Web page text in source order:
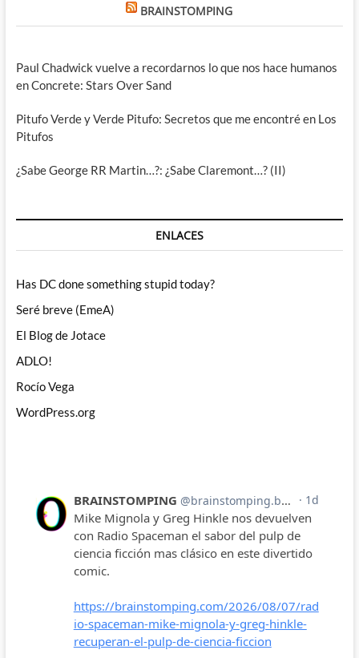
BRAINSTOMPING
Paul Chadwick vuelve a recordarnos lo que nos hace humanos
en Concrete: Stars Over Sand
Pitufo Verde y Verde Pitufo: Secretos que me encontré en Los
Pitufos
¿Sabe George RR Martin…?: ¿Sabe Claremont…? (II)
ENLACES
Has DC done something stupid today?
Seré breve (EmeA)
El Blog de Jotace
ADLO!
Rocío Vega
WordPress.org